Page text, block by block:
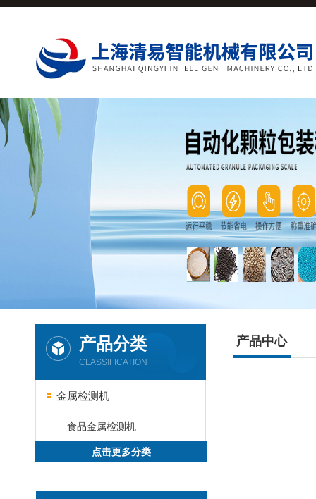
产品分类
CLASSIFICATION
金属检测机
食品金属检测机
点击更多分类
产品中心